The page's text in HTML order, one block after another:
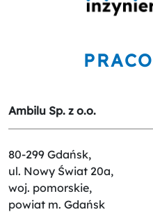
Ambilu Sp. z o.o.
80-299 Gdańsk,
ul. Nowy Świat 20a,
woj. pomorskie,
powiat m. Gdańsk